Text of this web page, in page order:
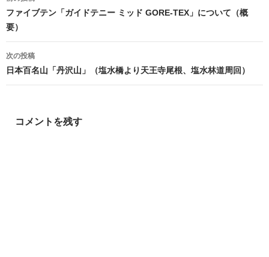
稿
ナ
ビ
ゲ
シ
ファイブテン「ガイドテニー ミッド GORE-TEX」について（概
要）
次の投稿
日本百名山「丹沢山」（塩水橋より天王寺尾根、塩水林道周回）
コメントを残す